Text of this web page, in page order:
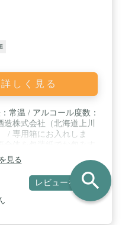
しく見る
常温 / アルコール度数：
造株式会社（北海道上川
/ 専用箱にお入れしま
ご希望の場合はアマゾン
装希望」とご連絡願いま
見る
レビューを書く
search